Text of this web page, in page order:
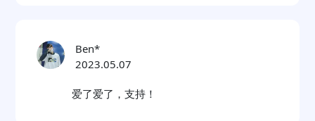
Ben*
2023.05.07
爱了爱了，支持！